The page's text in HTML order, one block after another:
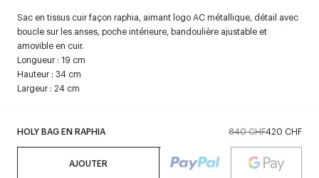
HOLY BAG EN RAPHIA 840 CHF420 CHF
AJOUTER
Sac en tissus cuir façon raphia, aimant logo AC métallique, détail avec
boucle sur les anses, poche intérieure, bandoulière ajustable et
amovible en cuir.
Longueur : 19 cm
Hauteur : 34 cm
Largeur : 24 cm